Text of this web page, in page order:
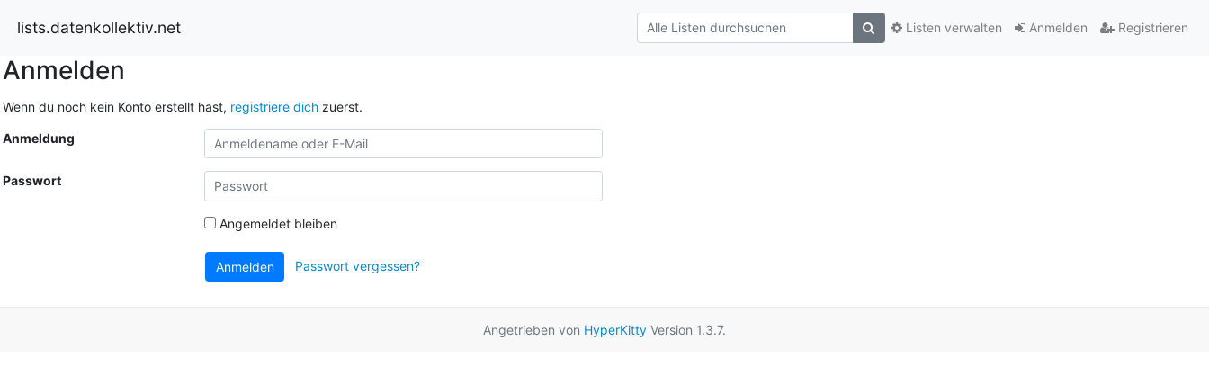
lists.datenkollektiv.net Anmelden Registrieren
Listen verwalten
Anmelden
Wenn du noch kein Konto erstellt hast, registriere dichzuerst.
Anmeldung
Passwort
Angemeldet bleiben
Anmelden Passwort vergessen?
Angetrieben von HyperKitty Version 1.3.7.